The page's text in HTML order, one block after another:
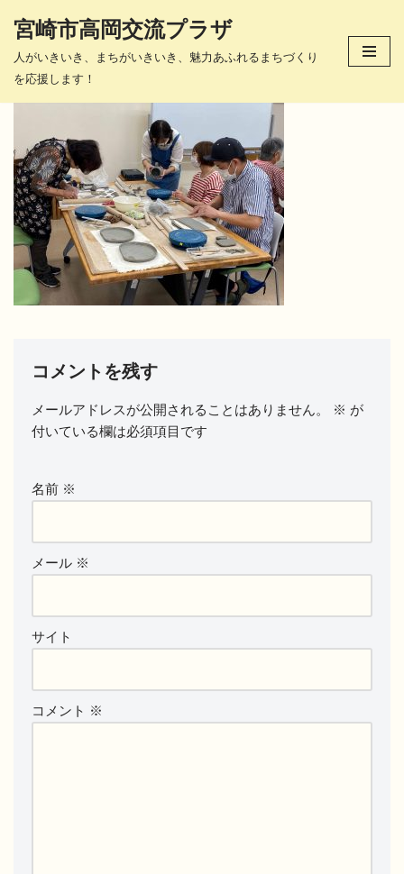
コ
へ
ス
キ
ッ
プ
宮崎市高岡交流プラザ
人がいきいき、まちがいきいき、魅力あふれるまちづくり
を応援します！
コメントを残す
メールアドレスが公開されることはありません。 ※ が
付いている欄は必須項目です
名前 ※
メール ※
サイト
コメント ※